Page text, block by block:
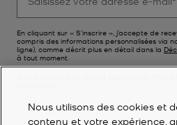
En cliquant sur « S’inscrire », j’accepte de
compris des informations personnalisées via
ligne), comme décrit plus en détail dans la
à tout moment.
Nous utilisons des cookies et
contenu et votre expérience,